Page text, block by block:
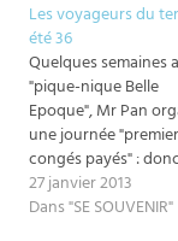
Les voyageurs du
été 36
Quelques semaines
"pique-nique Belle
Epoque", Mr Pan
une journée
congés payés" :
une fois il me fallait un
costume plutôt récent.
27 janvier 2013
Dans "SE SOUVENIR"